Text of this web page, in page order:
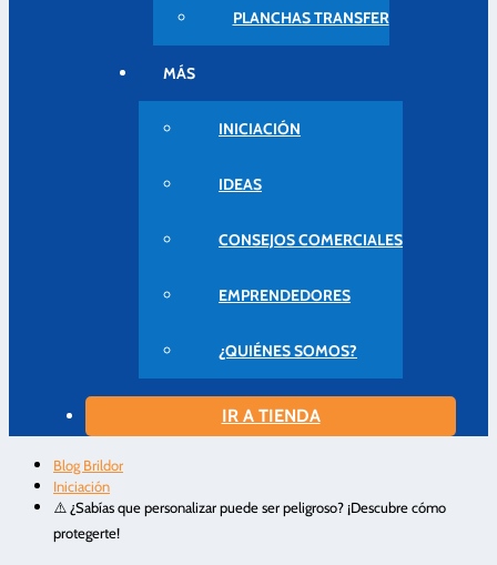
PLANCHAS TRANSFER
MÁS
INICIACIÓN
IDEAS
CONSEJOS COMERCIALES
EMPRENDEDORES
¿QUIÉNES SOMOS?
IR A TIENDA
Blog Brildor
Iniciación
⚠️ ¿Sabías que personalizar puede ser peligroso? ¡Descubre cómo
protegerte!